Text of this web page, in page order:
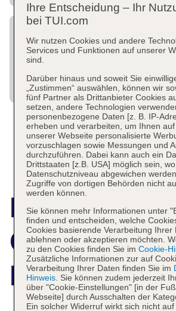
Golden
Hotel
Ihre Entscheidung – Ihr
bei TUI.com
Wir nutzen Cookies und andere
Services und Funktionen auf unserer
sind.
Darüber hinaus und soweit Sie
„Zustimmen“ auswählen, können wir
fünf Partner als Drittanbieter Cookies
setzen, andere Technologien
personenbezogene Daten [z. B. IP-
erheben und verarbeiten, um Ihnen
unserer Webseite personalisierte
vorzuschlagen sowie Messungen und
durchzuführen. Dabei kann auch ein
Drittstaaten [z.B. USA] möglich sein,
Datenschutzniveau abgewichen
Zugriffe von dortigen Behörden nicht
werden können.
Sie können mehr Informationen unter
finden und entscheiden, welche
Cookies basierende Verarbeitung Ihrer
ablehnen oder akzeptieren möchten.
zu den Cookies finden Sie im Cookie-
Zusätzliche Informationen zur auf
Verarbeitung Ihrer Daten finden Sie im
Hinweis. Sie können zudem jederzeit
über "Cookie-Einstellungen" [in der
Webseite] durch Ausschalten der
Ein solcher Widerruf wirkt sich nicht auf